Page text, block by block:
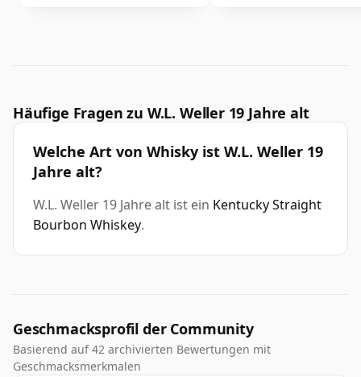
Häufige Fragen zu W.L. Weller 19 Jahre alt
Welche Art von Whisky ist W.L. Weller 19
Jahre alt?
W.L. Weller 19 Jahre alt ist ein Kentucky Straight
Bourbon Whiskey.
Geschmacksprofil der Community
Basierend auf 42 archivierten Bewertungen mit
Geschmacksmerkmalen